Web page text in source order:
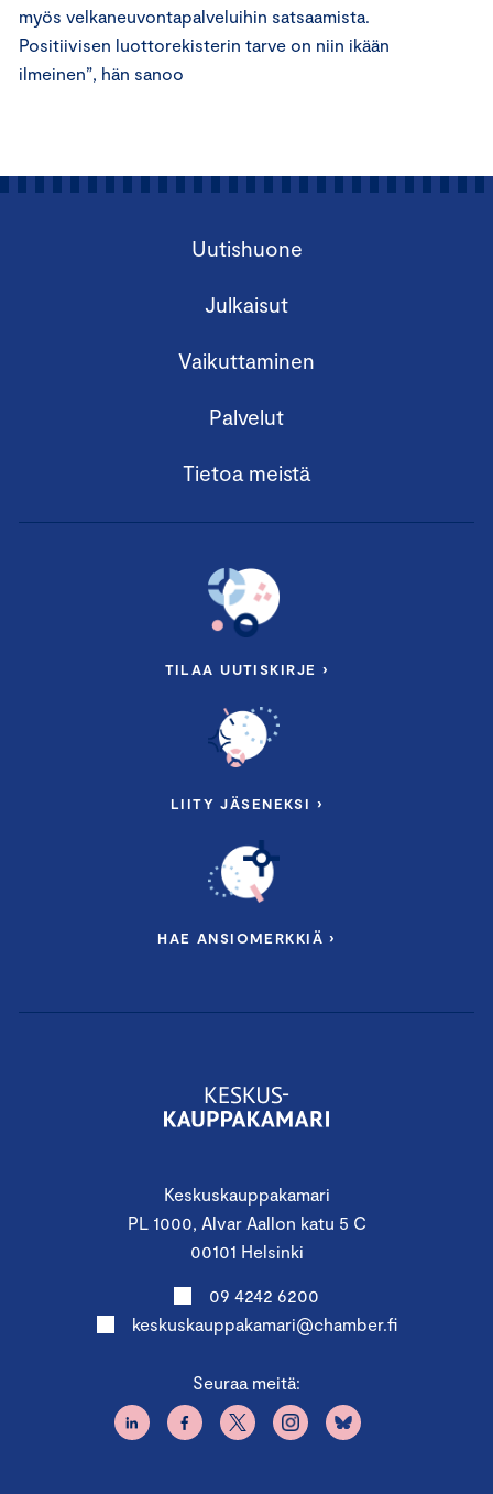
myös velkaneuvontapalveluihin satsaamista.
Positiivisen luottorekisterin tarve on niin ikään
ilmeinen”, hän sanoo
Keskuskauppakamari
PL 1000, Alvar Aallon katu 5 C
00101 Helsinki
09 4242 6200
keskuskauppakamari@chamber.fi
Seuraa meitä:
Uutishuone
Julkaisut
Vaikuttaminen
Palvelut
Tietoa meistä
TILAA UUTISKIRJE ›
LIITY JÄSENEKSI ›
HAE ANSIOMERKKIÄ ›